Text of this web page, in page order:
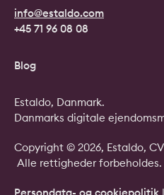
info@estaldo.com
+45 71 96 08 08
Blog
Copyright © 2026, Estaldo,
Alle rettigheder forbeholdes.
Persondata- og cookiepolitik |
Estaldo, Danmark.
Danmarks digitale